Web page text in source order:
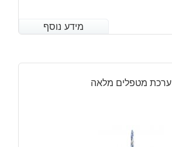
מידע נוסף
מידע נוסף
ערכת מטפלים מלאה